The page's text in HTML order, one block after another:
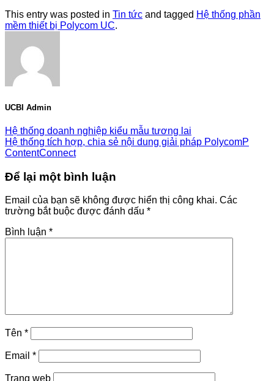
This entry was posted in Tin tức and tagged Hệ thống phần
mềm thiết bị Polycom UC.
UCBI Admin
Hệ thống doanh nghiệp kiểu mẫu tương lai
Hệ thống tích hợp, chia sẻ nội dung giải pháp PolycomP
ContentConnect
Để lại một bình luận
Email của bạn sẽ không được hiển thị công khai. Các
trường bắt buộc được đánh dấu *
Bình luận *
Tên *
Email *
Trang web